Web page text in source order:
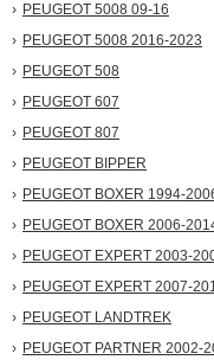
PEUGEOT 5008 09-16
PEUGEOT 5008 2016-2023
PEUGEOT 508
PEUGEOT 607
PEUGEOT 807
PEUGEOT BIPPER
PEUGEOT BOXER 1994-
PEUGEOT BOXER 2006-
PEUGEOT EXPERT 2003-
PEUGEOT EXPERT 2007-
PEUGEOT LANDTREK
PEUGEOT PARTNER 2002-